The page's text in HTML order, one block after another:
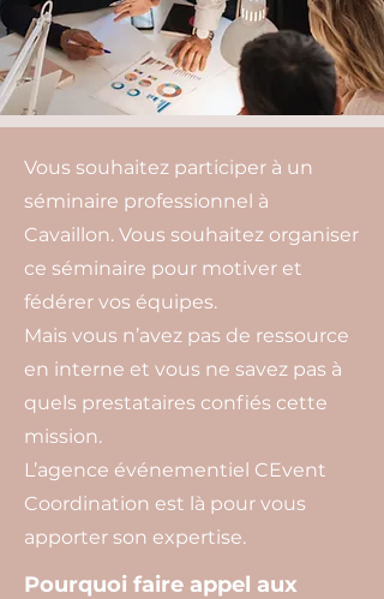
Vous souhaitez participer à un
séminaire professionnel à
Cavaillon. Vous souhaitez organiser
ce séminaire pour motiver et
fédérer vos équipes.
Mais vous n’avez pas de ressource
en interne et vous ne savez pas à
quels prestataires confiés cette
mission.
L’agence événementiel CEvent
Coordination est là pour vous
apporter son expertise.
Pourquoi faire appel aux